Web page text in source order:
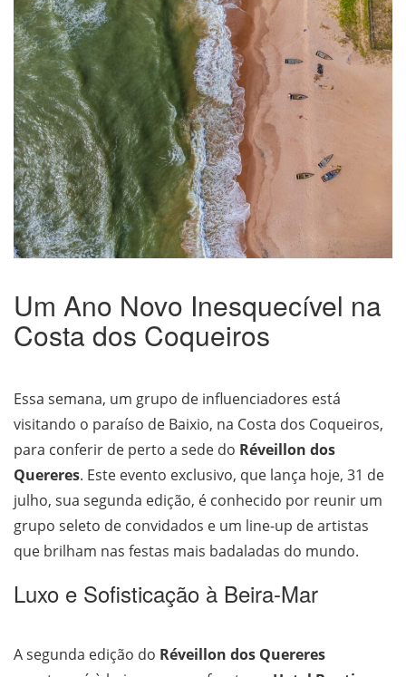
Um Ano Novo Inesquecível na
Costa dos Coqueiros
Essa semana, um grupo de influenciadores está
visitando o paraíso de Baixio, na Costa dos Coqueiros,
para conferir de perto a sede do Réveillon dos
Quereres. Este evento exclusivo, que lança hoje, 31 de
julho, sua segunda edição, é conhecido por reunir um
grupo seleto de convidados e um line-up de artistas
que brilham nas festas mais badaladas do mundo.
Luxo e Sofisticação à Beira-Mar
A segunda edição do Réveillon dos Quereres